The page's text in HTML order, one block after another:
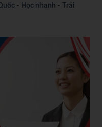
- Học nhanh - Trải